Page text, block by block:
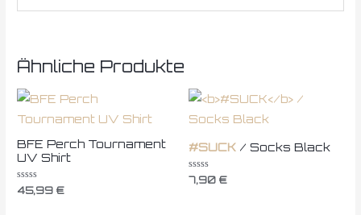
Ähnliche Produkte
BFE Perch Tournament
UV Shirt
Bewertet
mit
45,99 €
#SUCK / Socks Black
Bewertet
mit
7,90 €